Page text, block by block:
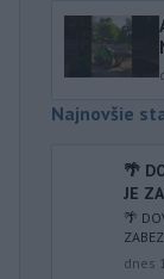
Najnovšie
🌴
JE
🌴
dnes